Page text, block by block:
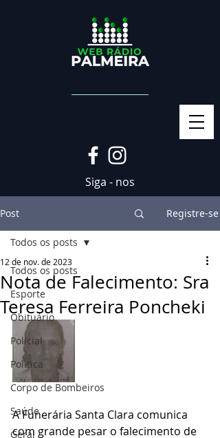
Siga - nos
Post Registre-se
Todos os posts
Esporte
Obituário
Policial
Politica
Corpo de Bombeiros
Saúde
Geral
Todos os posts
Nota de Falecimento: Sra
Teresa Ferreira Poncheki
12 de nov. de 2023
A Funerária Santa Clara comunica
com grande pesar o falecimento de